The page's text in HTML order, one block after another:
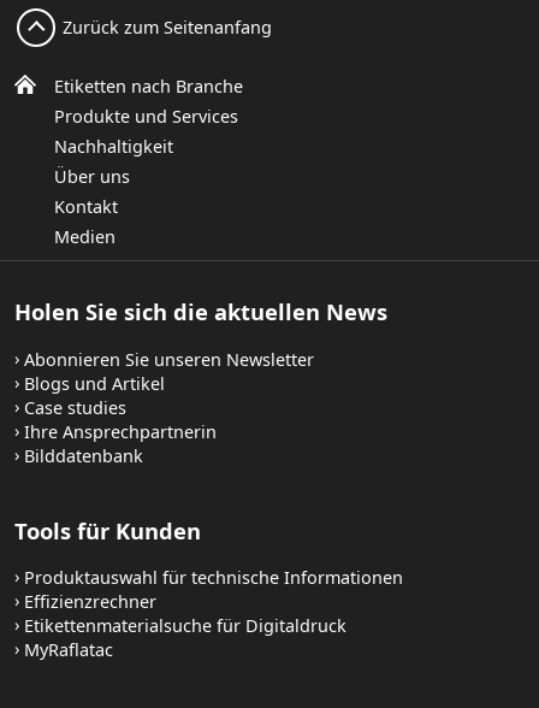
Etiketten nach Branche
Produkte und Services
Nachhaltigkeit
Über uns
Kontakt
Medien
Zurück zum Seitenanfang
Holen Sie sich die aktuellen News
Abonnieren Sie unseren Newsletter
Blogs und Artikel
Case studies
Ihre Ansprechpartnerin
Bilddatenbank
Tools für Kunden
Produktauswahl für technische Informationen
Effizienzrechner
Etikettenmaterialsuche für Digitaldruck
MyRaflatac